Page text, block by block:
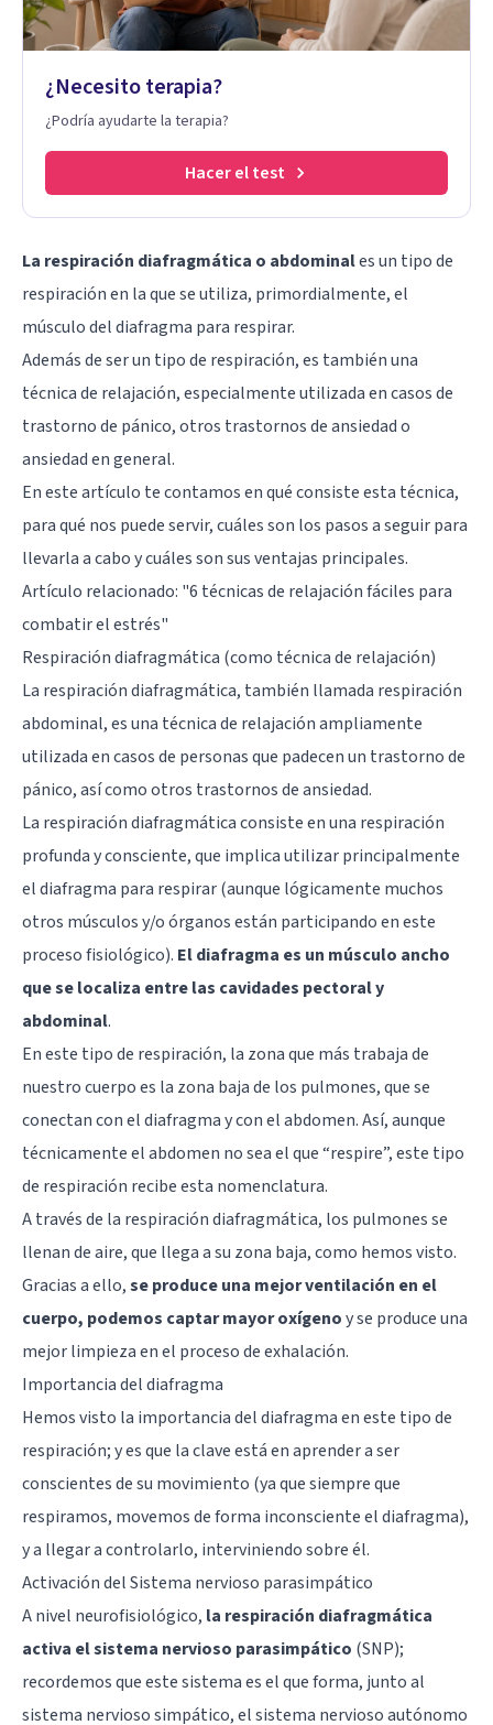
¿Necesito terapia?
¿Podría ayudarte la terapia?
Hacer el test
La respiración diafragmática o abdominales un tipo de
respiración en la que se utiliza, primordialmente, el
músculo del diafragma para respirar.
Además de ser un tipo de respiración, es también una
técnica de relajación, especialmente utilizada en casos de
trastorno de pánico, otros trastornos de ansiedad o
ansiedad en general.
En este artículo te contamos en qué consiste esta técnica,
para qué nos puede servir, cuáles son los pasos a seguir para
llevarla a cabo y cuáles son sus ventajas principales.
Artículo relacionado: "6 técnicas de relajación fáciles para
combatir el estrés"
Respiración diafragmática (como técnica de relajación)
La respiración diafragmática, también llamada respiración
abdominal, es una técnica de relajación ampliamente
utilizada en casos de personas que padecen un trastorno de
pánico, así como otros trastornos de ansiedad.
La respiración diafragmática consiste en una respiración
profunda y consciente, que implica utilizar principalmente
el diafragma para respirar (aunque lógicamente muchos
otros músculos y/o órganos están participando en este
proceso fisiológico). El diafragma es un músculo ancho
que se localiza entre las cavidades pectoral y
abdominal.
En este tipo de respiración, la zona que más trabaja de
nuestro cuerpo es la zona baja de los pulmones, que se
conectan con el diafragma y con el abdomen. Así, aunque
técnicamente el abdomen no sea el que “respire”, este tipo
de respiración recibe esta nomenclatura.
A través de la respiración diafragmática, los pulmones se
llenan de aire, que llega a su zona baja, como hemos visto.
Gracias a ello,se produce una mejor ventilación en el
cuerpo, podemos captar mayor oxígenoy se produce una
mejor limpieza en el proceso de exhalación.
Importancia del diafragma
Hemos visto la importancia del diafragma en este tipo de
respiración; y es que la clave está en aprender a ser
conscientes de su movimiento (ya que siempre que
respiramos, movemos de forma inconsciente el diafragma),
y a llegar a controlarlo, interviniendo sobre él.
Activación del Sistema nervioso parasimpático
A nivel neurofisiológico, la respiración diafragmática
activa el sistema nervioso parasimpático (SNP);
recordemos que este sistema es el que forma, junto al
sistema nervioso simpático, el sistema nervioso autónomo